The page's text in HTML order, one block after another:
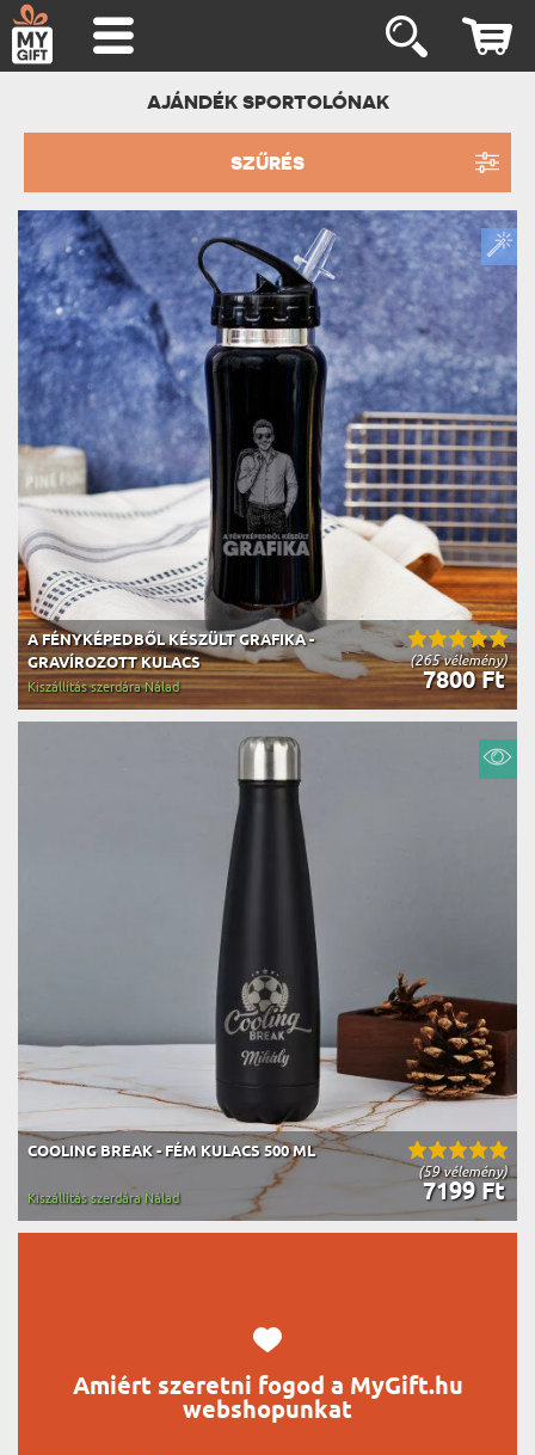
AJÁNDÉK SPORTOLÓNAK
SZŰRÉS
(265 vélemény)
A FÉNYKÉPEDBŐL KÉSZÜLT GRAFIKA -
GRAVÍROZOTT KULACS
7800 Ft
Kiszállítás szerdára Nálad
(59 vélemény)
COOLING BREAK - FÉM KULACS 500 ML
7199 Ft
Kiszállítás szerdára Nálad
Amiért szeretni fogod a MyGift.hu
webshopunkat